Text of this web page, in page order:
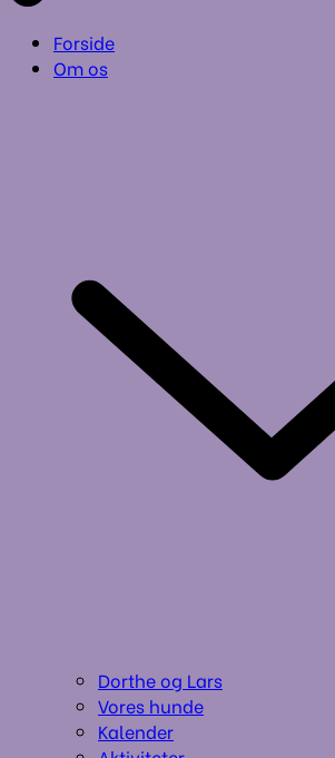
Forside
Om os
Dorthe og Lars
Vores hunde
Kalender